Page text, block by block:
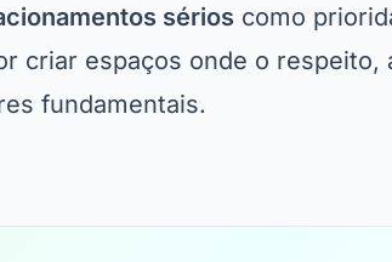
sérios como
criar espaços onde o respeito,
fundamentais.